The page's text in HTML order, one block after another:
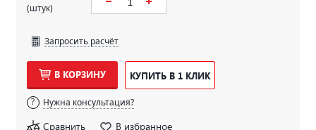
(штук)
Запросить расчёт
В КОРЗИНУ КУПИТЬ В 1 КЛИК
Нужна консультация?
Сравнить В избранное